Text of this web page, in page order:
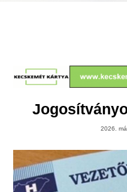
2026.